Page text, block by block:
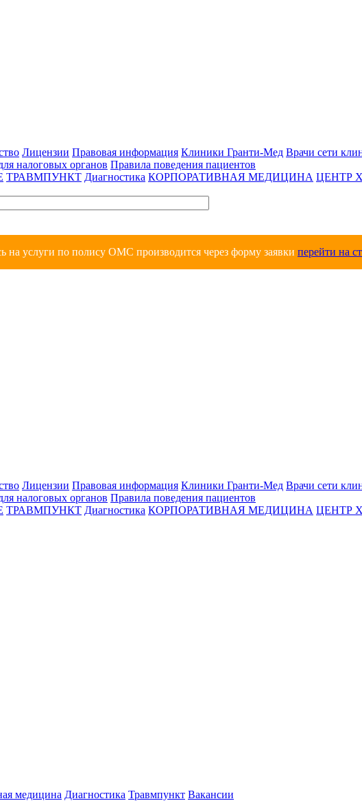
Лицензии Правовая информация Клиники Гранти-Мед Врачи сети
налоговых органов Правила поведения пациентов
ТРАВМПУНКТ Диагностика КОРПОРАТИВНАЯ МЕДИЦИНА ЦЕНТР
на услуги по полису ОМС производится через форму заявки перейти на
Лицензии Правовая информация Клиники Гранти-Мед Врачи сети
налоговых органов Правила поведения пациентов
ТРАВМПУНКТ Диагностика КОРПОРАТИВНАЯ МЕДИЦИНА ЦЕНТР
медицина Диагностика Травмпункт Вакансии